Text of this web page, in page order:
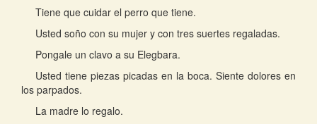
Tiene que cuidar el perro que tiene.
Usted soño con su mujer y con tres suertes regaladas.
Pongale un clavo a su Elegbara.
Usted tiene piezas picadas en la boca. Siente dolores en
los parpados.
La madre lo regalo.